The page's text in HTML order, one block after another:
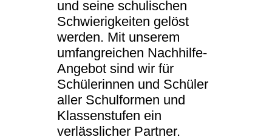
und seine schulischen
Schwierigkeiten gelöst
werden. Mit unserem
umfangreichen Nachhilfe-
Angebot sind wir für
Schülerinnen und Schüler
aller Schulformen und
Klassenstufen ein
verlässlicher Partner.